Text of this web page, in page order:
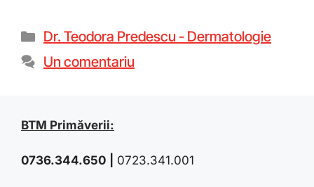
Dr. Teodora Predescu - Dermatologie
Un comentariu
BTM Primăverii:
0736.344.650 0723.341.001